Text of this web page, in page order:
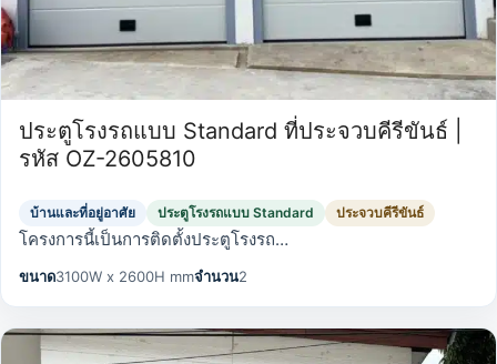
ประตูโรงรถแบบ Standard ที่ประจวบคีรีขันธ์ |
รหัส OZ-2605810
บ้านและที่อยู่อาศัย ประตูโรงรถแบบ Standard ประจวบคีรีขันธ์
โครงการนี้เป็นการติดตั้งประตูโรงรถ…
ขนาด3100W x 2600H mmจำนวน2